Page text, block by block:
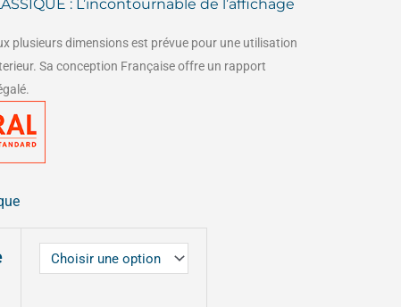
de
prix :
: L’incontournable de l’affichage
plusieurs dimensions est prévue pour une utilisation
Sa conception Française offre un rapport